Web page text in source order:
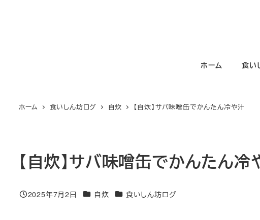
ホーム 食い
ホーム 食いしん坊ログ 自炊 【自炊】サバ味噌缶でかんたん冷や汁
【自炊】サバ味噌缶でかんたん冷
投稿日
2025年7月2日 カテゴリー
自炊 カテゴリー
食いしん坊ログ